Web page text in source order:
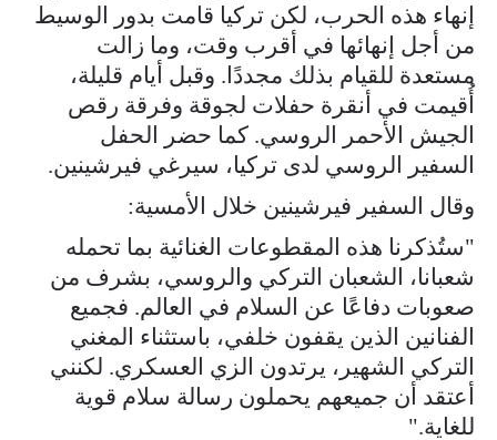
إنهاء هذه الحرب، لكن تركيا قامت بدور الوسيط
من أجل إنهائها في أقرب وقت، وما زالت
مستعدة للقيام بذلك مجددًا. وقبل أيام قليلة،
أُقيمت في أنقرة حفلات لجوقة وفرقة رقص
الجيش الأحمر الروسي. كما حضر الحفل
السفير الروسي لدى تركيا، سيرغي فيرشينين.
وقال السفير فيرشينين خلال الأمسية:
"ستُذكرنا هذه المقطوعات الغنائية بما تحمله
شعبانا، الشعبان التركي والروسي، بشرف من
صعوبات دفاعًا عن السلام في العالم. فجميع
الفنانين الذين يقفون خلفي، باستثناء المغني
التركي الشهير، يرتدون الزي العسكري. لكنني
أعتقد أن جميعهم يحملون رسالة سلام قوية
للغاية."